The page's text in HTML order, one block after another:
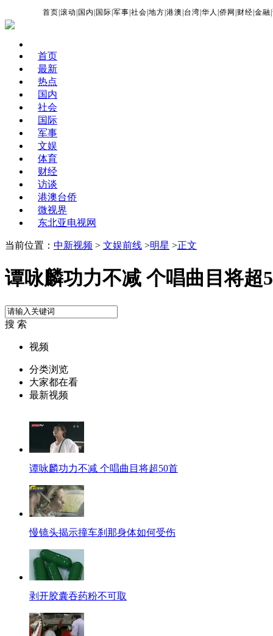
首页 |滚动 国内 国际 |军事 |社会 |地方 |港澳 台湾 |华人 |侨网 财经 |金融 |
首页
最新
热点
国内
社会
国际
军事
文娱
体育
财经
访谈
港澳台侨
微视界
东北亚电视网
当前位置： 中新视频 > 文娱前线 >明星 >正文
谭咏麟功力不减 个唱曲目将超
搜 索
视频
分类浏览
大家都在看
最新视频
谭咏麟功力不减 个唱曲目将超50首
慢镜头揭示撞车刹那身体如何受伤
剥开胶囊吞药粉不可取